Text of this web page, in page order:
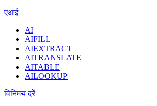
एआई
AI
AIFILL
AIEXTRACT
AITRANSLATE
AITABLE
AILOOKUP
विनिमय दरें